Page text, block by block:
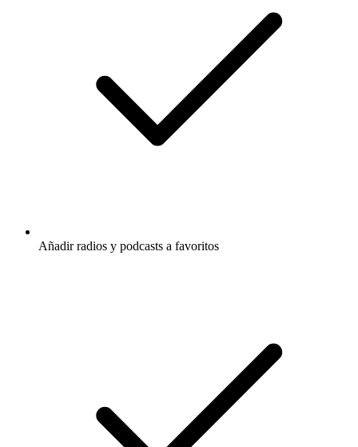
Añadir radios y podcasts a favoritos